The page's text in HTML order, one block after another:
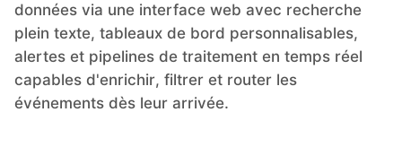
Memcached
Mercure-Hub
données via une interface web avec recherche
plein texte, tableaux de bord personnalisables,
alertes et pipelines de traitement en temps réel
capables d'enrichir, filtrer et router les
événements dès leur arrivée.